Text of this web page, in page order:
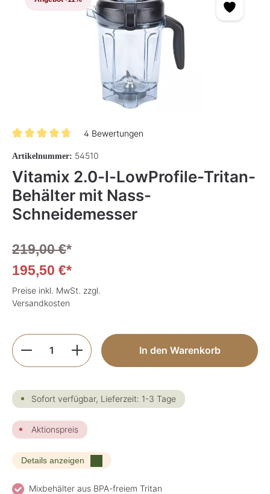
4 Bewertungen
Artikelnummer: 54510
Vitamix 2.0-l-LowProfile-Tritan-
Behälter mit Nass-
Schneidemesser
219,00 €*
195,50 €*
Preise inkl. MwSt. zzgl.
Versandkosten
Produkt Anzahl: Gib den gewünschten
In den Warenkorb
Sofort verfügbar, Lieferzeit: 1-3 Tage
Aktionspreis
Details anzeigen
Mixbehälter aus BPA-freiem Tritan